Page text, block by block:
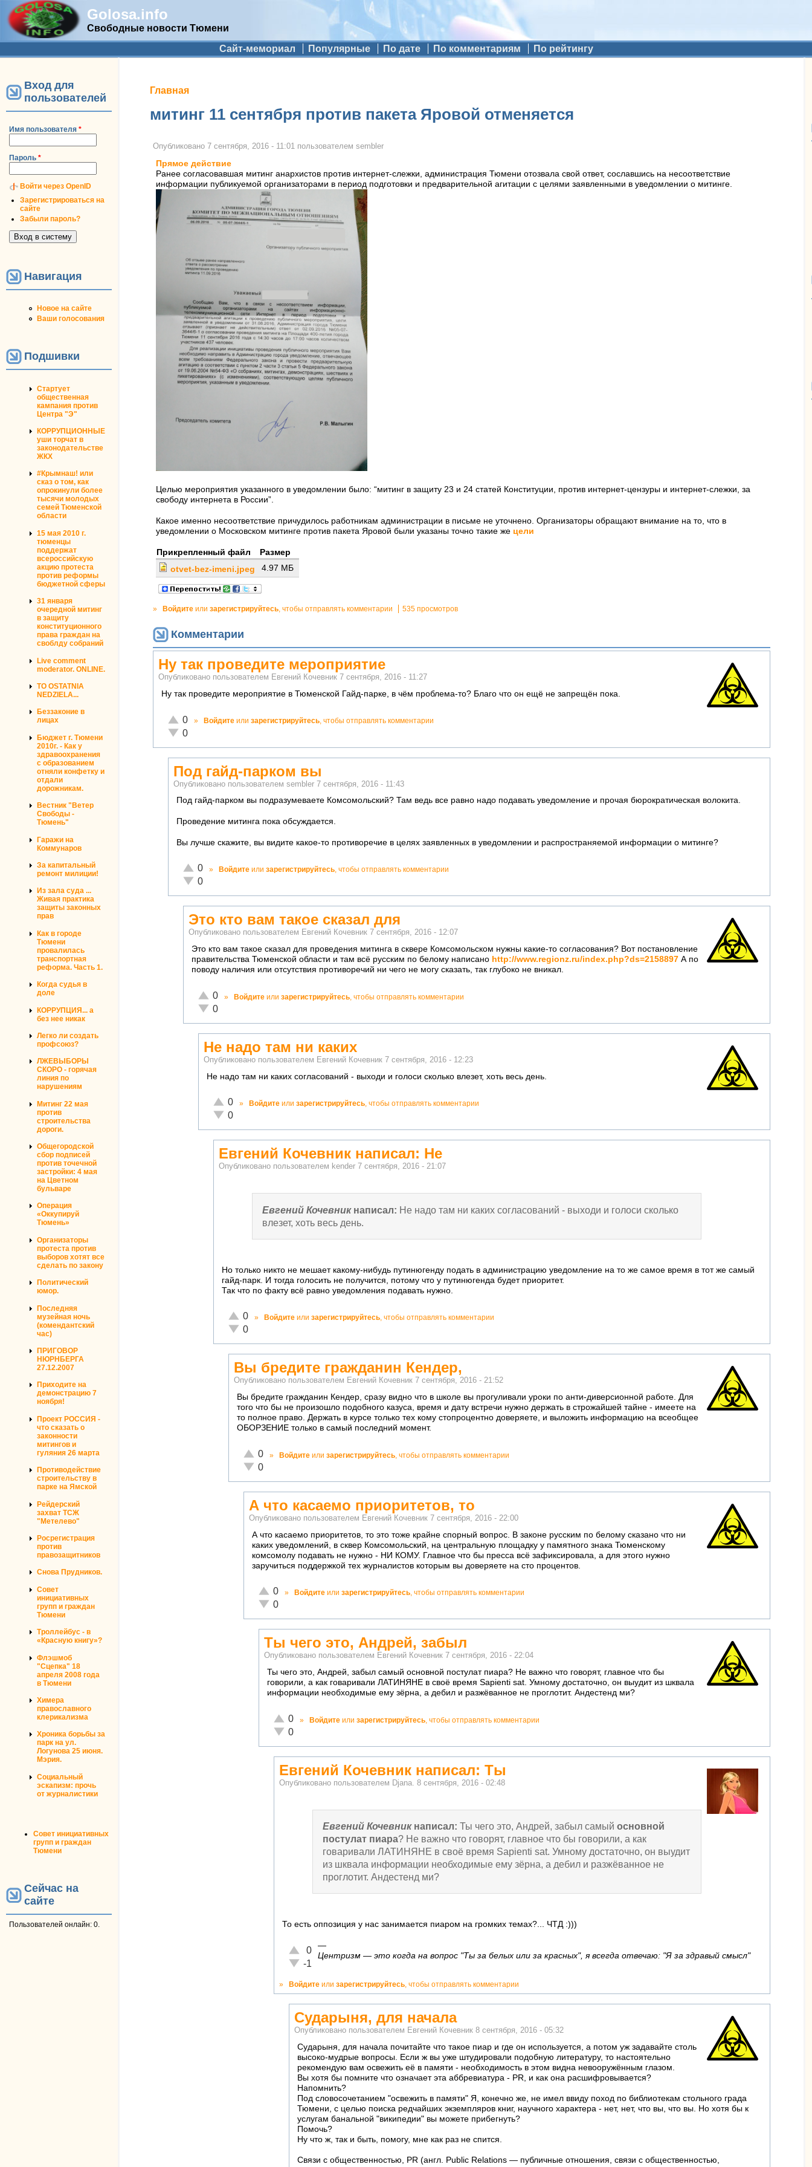
Golosa.info
Свободные новости Тюмени
Дополнительное меню Сайт-мемориал Популярные По дате По комментариям По рейтингу
Вход для
пользователей
Имя пользователя *
Пароль *
Войти через OpenID
Зарегистрироваться на
сайте
Забыли пароль?
Навигация
Новое на сайте
Ваши голосования
Подшивки
Стартует
общественная
кампания против
Центра "Э"
КОРРУПЦИОННЫЕ
уши торчат в
законодательстве
ЖКХ
#Крымнаш! или
сказ о том, как
опрокинули более
тысячи молодых
семей Тюменской
области
15 мая 2010 г.
тюменцы
поддержат
всероссийскую
акцию протеста
против реформы
бюджетной сферы
31 января
очередной митинг
в защиту
конституционного
права граждан на
своблду собраний
Live comment
moderator. ONLINE.
TO OSTATNIA
NEDZIELA...
Беззаконие в
лицах
Бюджет г. Тюмени
2010г. - Как у
здравоохранения
с образованием
отняли конфетку и
отдали
дорожникам.
Вестник "Ветер
Свободы -
Тюмень"
Гаражи на
Коммунаров
За капитальный
ремонт милиции!
Из зала суда ...
Живая практика
защиты законных
прав
Как в городе
Тюмени
провалилась
транспортная
реформа. Часть 1.
Когда судья в
доле
КОРРУПЦИЯ... а
без нее никак
Легко ли создать
профсоюз?
ЛЖЕВЫБОРЫ
СКОРО - горячая
линия по
нарушениям
Митинг 22 мая
против
строительства
дороги.
Общегородской
сбор подписей
против точечной
застройки: 4 мая
на Цветном
бульваре
Операция
«Оккупируй
Тюмень»
Организаторы
протеста против
выборов хотят все
сделать по закону
Политический
юмор.
Последняя
музейная ночь
(комендантский
час)
ПРИГОВОР
НЮРНБЕРГА
27.12.2007
Приходите на
демонстрацию 7
ноября!
Проект РОССИЯ -
что сказать о
законности
митингов и
гуляния 26 марта
Противодействие
строительству в
парке на Ямской
Рейдерский
захват ТСЖ
"Метелево"
Росрегистрация
против
правозащитников
Снова Прудников.
Совет
инициативных
групп и граждан
Тюмени
Троллейбус - в
«Красную книгу»?
Флэшмоб
"Сцепка" 18
апреля 2008 года
в Тюмени
Химера
православного
клерикализма
Хроника борьбы за
парк на ул.
Логунова 25 июня.
Мэрия.
Социальный
эскапизм: прочь
от журналистики
Совет инициативных
групп и граждан
Тюмени
Сейчас на
сайте
Пользователей онлайн: 0.
Вы здесь
Главная
митинг 11 сентября против пакета Яровой отменяется
Опубликовано 7 сентября, 2016 - 11:01 пользователем sembler
Прямое действие
Ранее согласовавшая митинг анархистов против интернет-слежки, администрация Тюмени отозвала свой ответ, сославшись на несоответствие
информации публикуемой организаторами в период подготовки и предварительной агитации с целями заявленными в уведомлении о митинге.
Целью мероприятия указанного в уведомлении было: “митинг в защиту 23 и 24 статей Конституции, против интернет-цензуры и интернет-слежки, за
свободу интернета в России”.
Какое именно несоответствие причудилось работникам администрации в письме не уточнено. Организаторы обращают внимание на то, что в
уведомлении о Московском митинге против пакета Яровой были указаны точно такие же цели
Прикрепленный файл
Размер
otvet-bez-imeni.jpeg
4.97 МБ
» Войдите или зарегистрируйтесь , чтобы отправлять комментарии 535 просмотров
Комментарии
Ну так проведите мероприятие
Опубликовано пользователем Евгений Кочевник 7 сентября, 2016 - 11:27
Ну так проведите мероприятие в Тюменской Гайд-парке, в чём проблема-то? Благо что он ещё не запрещён пока.
Отлично!
0
Неадекватно!
0
» Войдите или зарегистрируйтесь, чтобы отправлять комментарии
Под гайд-парком вы
Опубликовано пользователем sembler 7 сентября, 2016 - 11:43
Под гайд-парком вы подразумеваете Комсомольский? Там ведь все равно надо подавать уведомление и прочая бюрократическая волокита.
Проведение митинга пока обсуждается.
Вы лучше скажите, вы видите какое-то противоречие в целях заявленных в уведомлении и распространяемой информации о митинге?
Отлично!
0
Неадекватно!
0
» Войдите или зарегистрируйтесь, чтобы отправлять комментарии
Это кто вам такое сказал для
Опубликовано пользователем Евгений Кочевник 7 сентября, 2016 - 12:07
Это кто вам такое сказал для проведения митинга в сквере Комсомольском нужны какие-то согласования? Вот постановление
правительства Тюменской области и там всё русским по белому написано http://www.regionz.ru/index.php?ds=2158897 А по
поводу наличия или отсутствия противоречий ни чего не могу сказать, так глубоко не вникал.
Отлично!
0
Неадекватно!
0
» Войдите или зарегистрируйтесь , чтобы отправлять комментарии
Не надо там ни каких
Опубликовано пользователем Евгений Кочевник 7 сентября, 2016 - 12:23
Не надо там ни каких согласований - выходи и голоси сколько влезет, хоть весь день.
Отлично!
0
Неадекватно!
0
» Войдите или зарегистрируйтесь, чтобы отправлять комментарии
Евгений Кочевник написал: Не
Опубликовано пользователем kender 7 сентября, 2016 - 21:07
Евгений Кочевникнаписал: Не надо там ни каких согласований - выходи и голоси сколько
влезет, хоть весь день.
Но только никто не мешает какому-нибудь путинюгенду подать в администрацию уведомление на то же самое время в тот же самый
гайд-парк. И тогда голосить не получится, потому что у путинюгенда будет приоритет.
Так что по факту всё равно уведомления подавать нужно.
Отлично!
0
Неадекватно!
0
» Войдите или зарегистрируйтесь, чтобы отправлять комментарии
Вы бредите гражданин Кендер,
Опубликовано пользователем Евгений Кочевник 7 сентября, 2016 - 21:52
Вы бредите гражданин Кендер, сразу видно что в школе вы прогуливали уроки по анти-диверсионной работе. Для
того что бы не произошло подобного казуса, время и дату встречи нужно держать в строжайшей тайне - имеете на
то полное право. Держать в курсе только тех кому стопроцентно доверяете, и выложить информацию на всеобщее
ОБОРЗЕНИЕ только в самый последний момент.
Отлично!
0
Неадекватно!
0
» Войдите или зарегистрируйтесь , чтобы отправлять комментарии
А что касаемо приоритетов, то
Опубликовано пользователем Евгений Кочевник 7 сентября, 2016 - 22:00
А что касаемо приоритетов, то это тоже крайне спорный вопрос. В законе русским по белому сказано что ни
каких уведомлений, в сквер Комсомольский, на центральную площадку у памятного знака Тюменскому
комсомолу подавать не нужно - НИ КОМУ. Главное что бы пресса всё зафиксировала, а для этого нужно
заручиться поддержкой тех журналистов которым вы доверяете на сто процентов.
Отлично!
0
Неадекватно!
0
» Войдите или зарегистрируйтесь, чтобы отправлять комментарии
Ты чего это, Андрей, забыл
Опубликовано пользователем Евгений Кочевник 7 сентября, 2016 - 22:04
Ты чего это, Андрей, забыл самый основной постулат пиара? Не важно что говорят, главное что бы
говорили, а как говаривали ЛАТИНЯНЕ в своё время Sapienti sat. Умному достаточно, он выудит из шквала
информации необходимые ему зёрна, а дебил и разжёванное не проглотит. Андестенд ми?
Отлично!
0
Неадекватно!
0
» Войдите или зарегистрируйтесь , чтобы отправлять комментарии
Евгений Кочевник написал: Ты
Опубликовано пользователем Djana. 8 сентября, 2016 - 02:48
Евгений Кочевникнаписал:Ты чего это, Андрей, забыл самыйосновной
постулат пиара? Не важно что говорят, главное что бы говорили, а как
говаривали ЛАТИНЯНЕ в своё время Sapienti sat. Умному достаточно, он выудит
из шквала информации необходимые ему зёрна, а дебил и разжёванное не
проглотит. Андестенд ми?
То есть оппозиция у нас занимается пиаром на громких темах?... ЧТД :)))
Отлично!
0
Неадекватно!
-1
—
Центризм — это когда на вопрос "Ты за белых или за красных", я всегда отвечаю: "Я за здравый смысл"
» Войдите или зарегистрируйтесь , чтобы отправлять комментарии
Сударыня, для начала
Опубликовано пользователем Евгений Кочевник 8 сентября, 2016 - 05:32
Сударыня, для начала почитайте что такое пиар и где он используется, а потом уж задавайте столь
высоко-мудрые вопросы. Если ж вы уже штудировали подобную литературу, то настоятельно
рекомендую вам освежить её в памяти - необходимость в этом видна невооружённым глазом.
Вы хотя бы помните что означает эта аббревиатура - PR, и как она расшифровывается?
Напомнить?
Под словосочетанием "освежить в памяти" Я, конечно же, не имел ввиду поход по библиотекам стольного града
Тюмени, с целью поиска редчайших экземпляров книг, научного характера - нет, нет, что вы, что вы. Но хотя бы к
услугам банальной "википедии" вы можете прибегнуть?
Помочь?
Ну что ж, так и быть, помогу, мне как раз не спится.
Связи с общественностью, PR (англ. Public Relations — публичные отношения, связи с общественностью,